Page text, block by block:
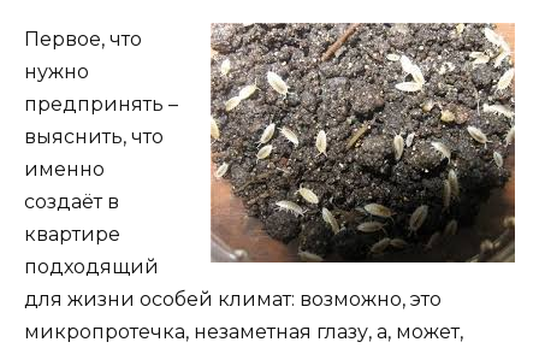
Первое, что
нужно
предпринять –
выяснить, что
именно
создаёт в
квартире
подходящий
для жизни особей климат: возможно, это
микропротечка, незаметная глазу, а, может,